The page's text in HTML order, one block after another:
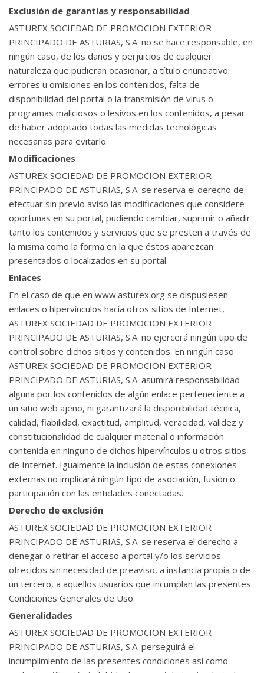
Exclusión de garantías y responsabilidad
ASTUREX SOCIEDAD DE PROMOCION EXTERIOR
PRINCIPADO DE ASTURIAS, S.A. no se hace responsable, en
ningún caso, de los daños y perjuicios de cualquier
naturaleza que pudieran ocasionar, a título enunciativo:
errores u omisiones en los contenidos, falta de
disponibilidad del portal o la transmisión de virus o
programas maliciosos o lesivos en los contenidos, a pesar
de haber adoptado todas las medidas tecnológicas
necesarias para evitarlo.
Modificaciones
ASTUREX SOCIEDAD DE PROMOCION EXTERIOR
PRINCIPADO DE ASTURIAS, S.A. se reserva el derecho de
efectuar sin previo aviso las modificaciones que considere
oportunas en su portal, pudiendo cambiar, suprimir o añadir
tanto los contenidos y servicios que se presten a través de
la misma como la forma en la que éstos aparezcan
presentados o localizados en su portal.
Enlaces
En el caso de que en www.asturex.org se dispusiesen
enlaces o hipervínculos hacía otros sitios de Internet,
ASTUREX SOCIEDAD DE PROMOCION EXTERIOR
PRINCIPADO DE ASTURIAS, S.A. no ejercerá ningún tipo de
control sobre dichos sitios y contenidos. En ningún caso
ASTUREX SOCIEDAD DE PROMOCION EXTERIOR
PRINCIPADO DE ASTURIAS, S.A. asumirá responsabilidad
alguna por los contenidos de algún enlace perteneciente a
un sitio web ajeno, ni garantizará la disponibilidad técnica,
calidad, fiabilidad, exactitud, amplitud, veracidad, validez y
constitucionalidad de cualquier material o información
contenida en ninguno de dichos hipervínculos u otros sitios
de Internet. Igualmente la inclusión de estas conexiones
externas no implicará ningún tipo de asociación, fusión o
participación con las entidades conectadas.
Derecho de exclusión
ASTUREX SOCIEDAD DE PROMOCION EXTERIOR
PRINCIPADO DE ASTURIAS, S.A. se reserva el derecho a
denegar o retirar el acceso a portal y/o los servicios
ofrecidos sin necesidad de preaviso, a instancia propia o de
un tercero, a aquellos usuarios que incumplan las presentes
Condiciones Generales de Uso.
Generalidades
ASTUREX SOCIEDAD DE PROMOCION EXTERIOR
PRINCIPADO DE ASTURIAS, S.A. perseguirá el
incumplimiento de las presentes condiciones así como